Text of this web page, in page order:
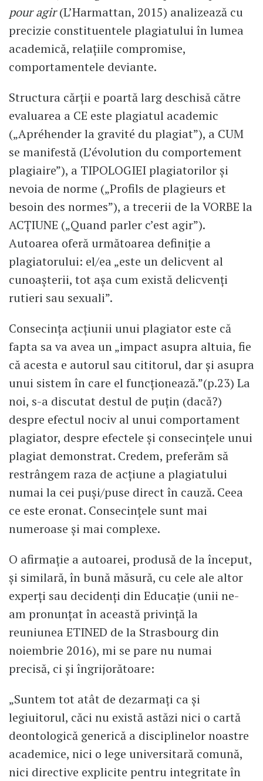
pour agir(L’Harmattan, 2015) analizează cu
precizie constituentele plagiatului în lumea
academică, relațiile compromise,
comportamentele deviante.
Structura cărții e poartă larg deschisă către
evaluarea a CE este plagiatul academic
(„Apréhender la gravité du plagiat”), a CUM
se manifestă (L’évolution du comportement
plagiaire”), a TIPOLOGIEI plagiatorilor și
nevoia de norme („Profils de plagieurs et
besoin des normes”), a trecerii de la VORBE la
ACȚIUNE („Quand parler c’est agir”).
Autoarea oferă următoarea definiție a
plagiatorului: el/ea „este un delicvent al
cunoașterii, tot așa cum există delicvenți
rutieri sau sexuali”.
Consecința acțiunii unui plagiator este că
fapta sa va avea un „impact asupra altuia, fie
că acesta e autorul sau cititorul, dar și asupra
unui sistem în care el funcționează.”(p.23) La
noi, s-a discutat destul de puțin (dacă?)
despre efectul nociv al unui comportament
plagiator, despre efectele și consecințele unui
plagiat demonstrat. Credem, preferăm să
restrângem raza de acțiune a plagiatului
numai la cei puși/puse direct în cauză. Ceea
ce este eronat. Consecințele sunt mai
numeroase și mai complexe.
O afirmație a autoarei, produsă de la început,
și similară, în bună măsură, cu cele ale altor
experți sau decidenți din Educație (unii ne-
am pronunțat în această privință la
reuniunea ETINED de la Strasbourg din
noiembrie 2016), mi se pare nu numai
precisă, ci și îngrijorătoare:
„Suntem tot atât de dezarmați ca și
legiuitorul, căci nu există astăzi nici o cartă
deontologică generică a disciplinelor noastre
academice, nici o lege universitară comună,
nici directive explicite pentru integritate în